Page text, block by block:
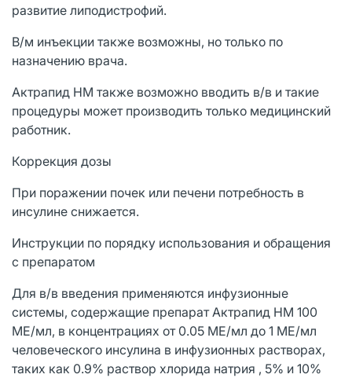
развитие липодистрофий.
В/м инъекции также возможны, но только по
назначению врача.
Актрапид НМ также возможно вводить в/в и такие
процедуры может производить только медицинский
работник.
Коррекция дозы
При поражении почек или печени потребность в
инсулине снижается.
Инструкции по порядку использования и обращения
с препаратом
Для в/в введения применяются инфузионные
системы, содержащие препарат Актрапид НМ 100
МЕ/мл, в концентрациях от 0.05 МЕ/мл до 1 МЕ/мл
человеческого инсулина в инфузионных растворах,
таких как 0.9% раствор хлорида натрия , 5% и 10%